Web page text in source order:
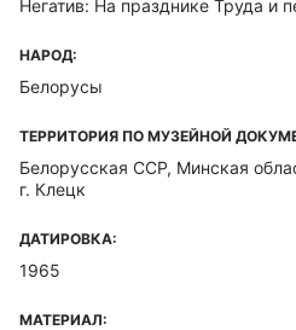
Негатив: На празднике Труда и
НАРОД:
Белорусы
ТЕРРИТОРИЯ ПО МУЗЕЙНОЙ
Белорусская ССР, Минская
г. Клецк
ДАТИРОВКА:
1965
МАТЕРИАЛ: